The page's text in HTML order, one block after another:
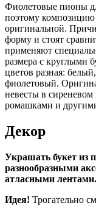
Фиолетовые пионы
поэтому композицию
оригинальной.
форму и стоят
применяют
размера с круглыми
цветов разная:
фиолетовый.
невесты в
ромашками и
Декор
Украшать букет из
разнообразными
атласными лентами.
Идея! Трогательно